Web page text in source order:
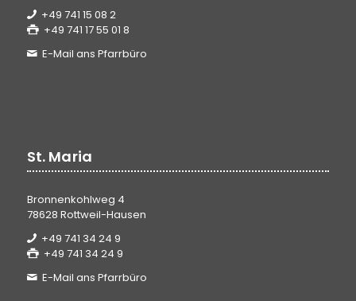
+49 741 15 08 2
+49 741 17 55 01 8
E-Mail ans Pfarrbüro
St. Maria
Bronnenkohlweg 4
78628 Rottweil-Hausen
+49 741 34 24 9
+49 741 34 24 9
E-Mail ans Pfarrbüro